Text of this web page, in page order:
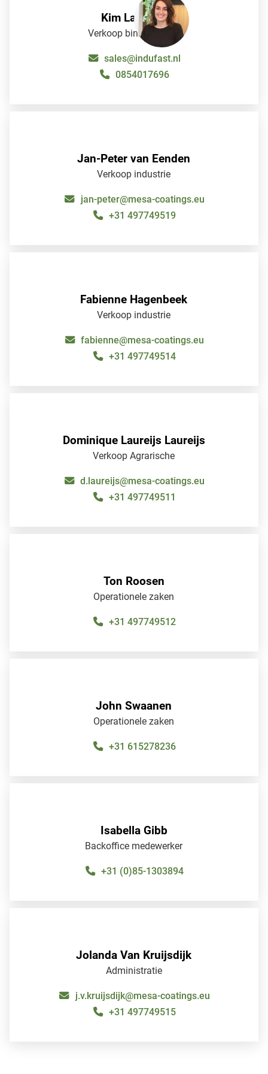
Kim Lauwers
Verkoop binnendienst
sales@indufast.nl
0854017696
Jan-Peter van Eenden
Verkoop industrie
jan-peter@mesa-coatings.eu
+31 497749519
Fabienne Hagenbeek
Verkoop industrie
fabienne@mesa-coatings.eu
+31 497749514
Dominique Laureijs Laureijs
Verkoop Agrarische
d.laureijs@mesa-coatings.eu
+31 497749511
Ton Roosen
Operationele zaken
+31 497749512
John Swaanen
Operationele zaken
+31 615278236
Isabella Gibb
Backoffice medewerker
+31 (0)85-1303894
Jolanda Van Kruijsdijk
Administratie
j.v.kruijsdijk@mesa-coatings.eu
+31 497749515